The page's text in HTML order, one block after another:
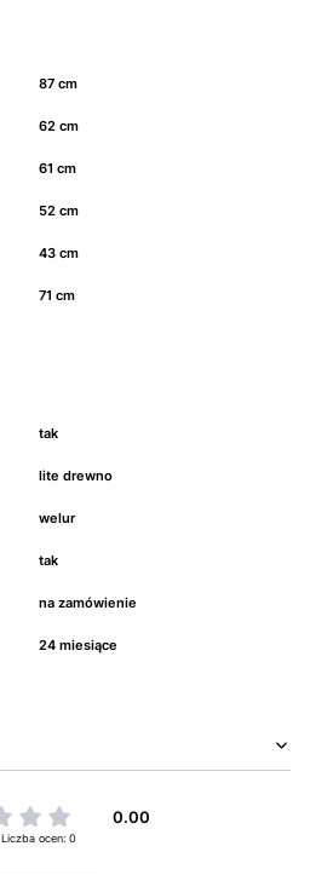
87 cm
62 cm
61 cm
52 cm
43 cm
71 cm
tak
lite drewno
welur
tak
na zamówienie
24 miesiące
0.00
Liczba ocen: 0